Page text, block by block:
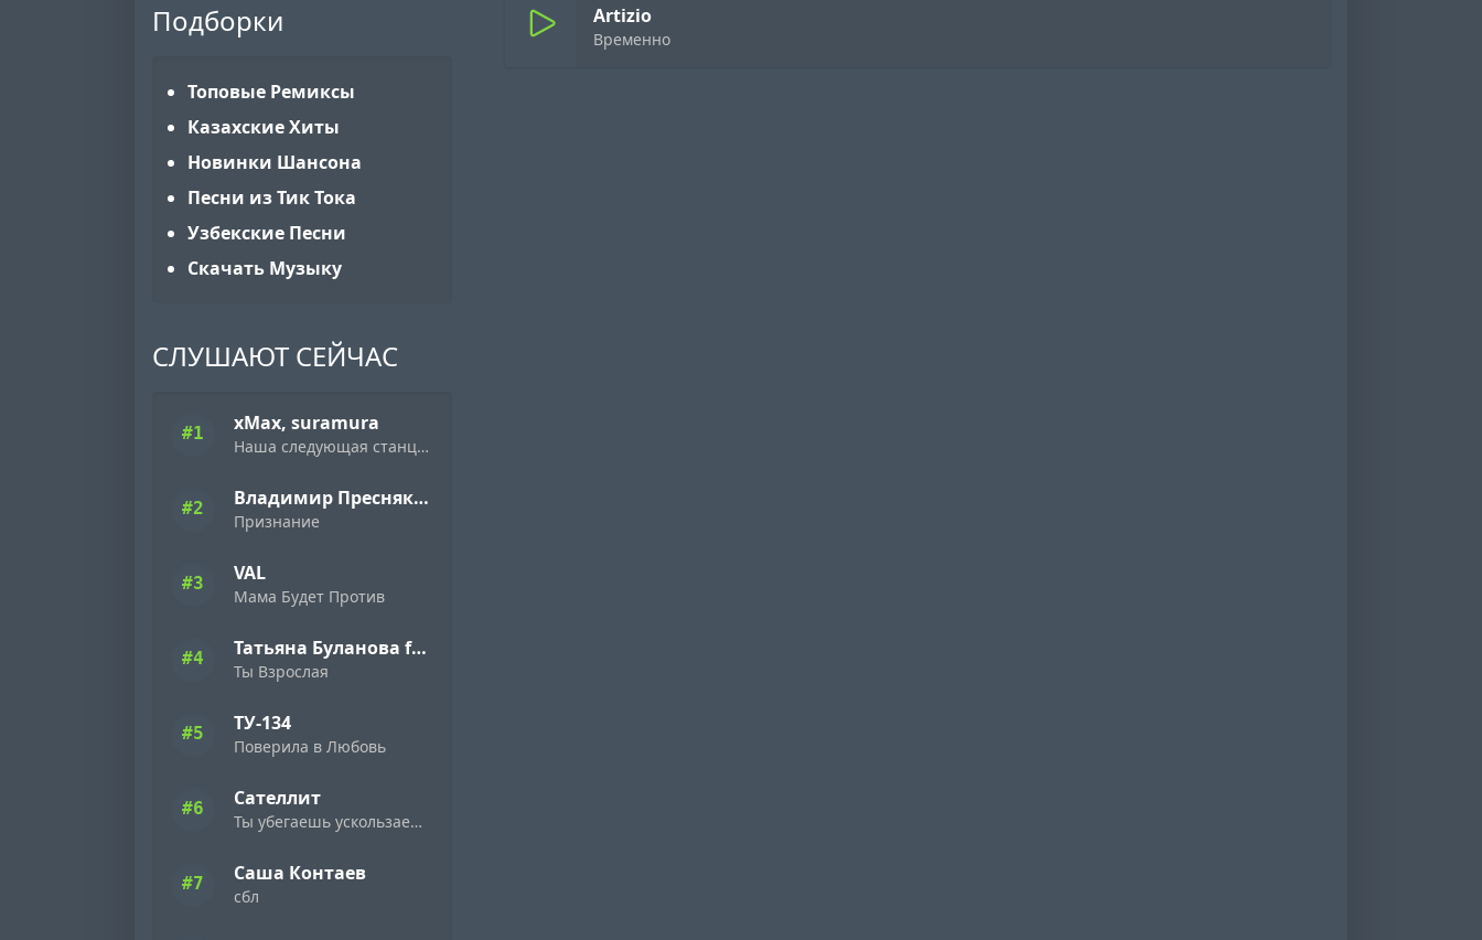
Подборки
Топовые Ремиксы
Казахские Хиты
Новинки Шансона
Песни из Тик Тока
Узбекские Песни
Скачать Музыку
СЛУШАЮТ СЕЙЧАС
#1 xMax, suramura
Наша следующая станция Новый год
#2 Владимир Пресняков
Признание
#3 VAL
Мама Будет Против
#4 Татьяна Буланова feat. Gonopolsky
Ты Взрослая
#5 ТУ-134
Поверила в Любовь
#6 Сателлит
Ты убегаешь ускользаешь безумная
#7 Саша Контаев
сбл
Artizio
Временно